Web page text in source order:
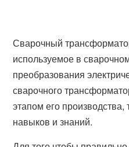
Сварочный
используемое в
преобразования
сварочного
этапом его
навыков и знаний.